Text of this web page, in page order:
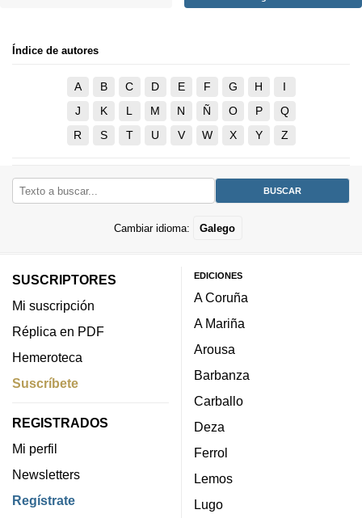
Índice de autores
A B C D E F G H
I
J
K L M N Ñ O P
Q
R
S T U V W X Y Z
Cambiar idioma: Galego
SUSCRIPTORES
Mi suscripción
Réplica en PDF
Hemeroteca
Suscríbete
REGISTRADOS
Mi perfil
Newsletters
Regístrate
EDICIONES
A Coruña
A Mariña
Arousa
Barbanza
Carballo
Deza
Ferrol
Lemos
Lugo